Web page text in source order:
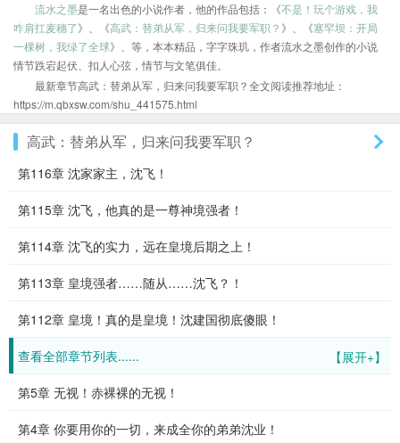
流水之墨是一名出色的小说作者，他的作品包括：《不是！玩个游戏，我
咋肩扛麦穗了》、《高武：替弟从军，归来问我要军职？ 》、《塞罕坝：开局
一棵树，我绿了全球》、等，本本精品，字字珠玑，作者流水之墨创作的小说
情节跌宕起伏、扣人心弦，情节与文笔俱佳。
最新章节高武：替弟从军，归来问我要军职？全文阅读推荐地址：
https://m.qbxsw.com/shu_441575.html
高武：替弟从军，归来问我要军职？
第116章 沈家家主，沈飞！
第115章 沈飞，他真的是一尊神境强者！
第114章 沈飞的实力，远在皇境后期之上！
第113章 皇境强者……随从……沈飞？！
第112章 皇境！真的是皇境！沈建国彻底傻眼！
【展开+】
查看全部章节列表......
第5章 无视！赤裸裸的无视！
第4章 你要用你的一切，来成全你的弟弟沈业！